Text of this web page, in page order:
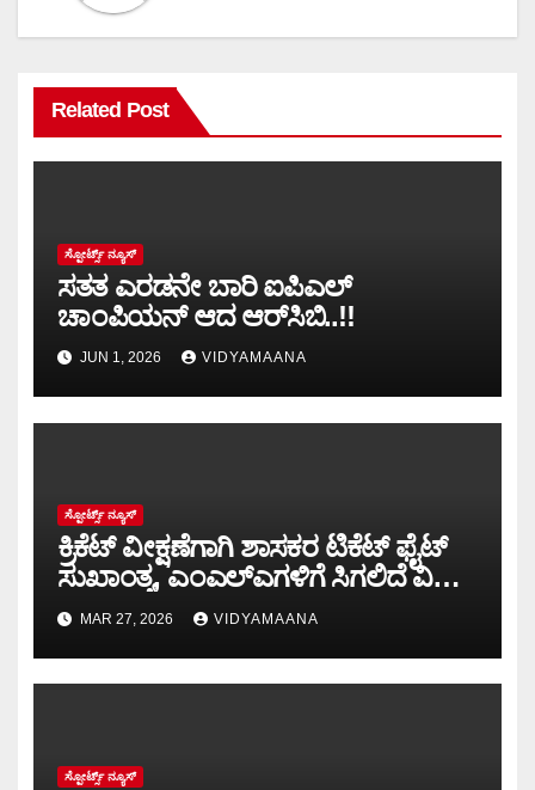
Related Post
ಸ್ಪೋರ್ಟ್ಸ್ ನ್ಯೂಸ್
ಸತತ ಎರಡನೇ ಬಾರಿ ಐಪಿಎಲ್
ಚಾಂಪಿಯನ್ ಆದ ಆರ್‌ಸಿಬಿ..!!
JUN 1, 2026 VIDYAMAANA
ಸ್ಪೋರ್ಟ್ಸ್ ನ್ಯೂಸ್
ಕ್ರಿಕೆಟ್ ವೀಕ್ಷಣೆಗಾಗಿ ಶಾಸಕರ ಟಿಕೆಟ್ ಫೈಟ್‌
ಸುಖಾಂತ್ಯ, ಎಂಎಲ್‌ಎಗಳಿಗೆ ಸಿಗಲಿದೆ ವಿಐಪಿ
ಪಾಸ್.!
MAR 27, 2026 VIDYAMAANA
ಸ್ಪೋರ್ಟ್ಸ್ ನ್ಯೂಸ್